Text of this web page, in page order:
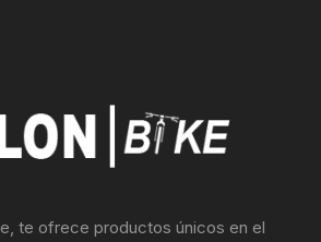
te ofrece productos únicos en el